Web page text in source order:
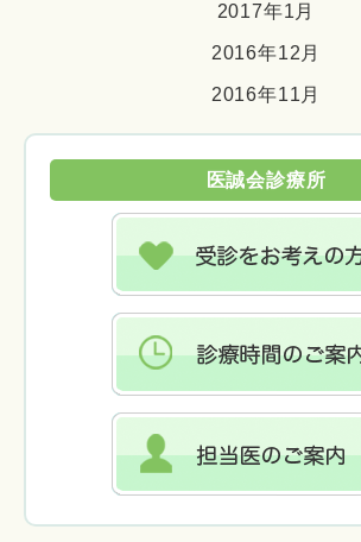
2017年1月
2016年12月
2016年11月
医誠会診療所